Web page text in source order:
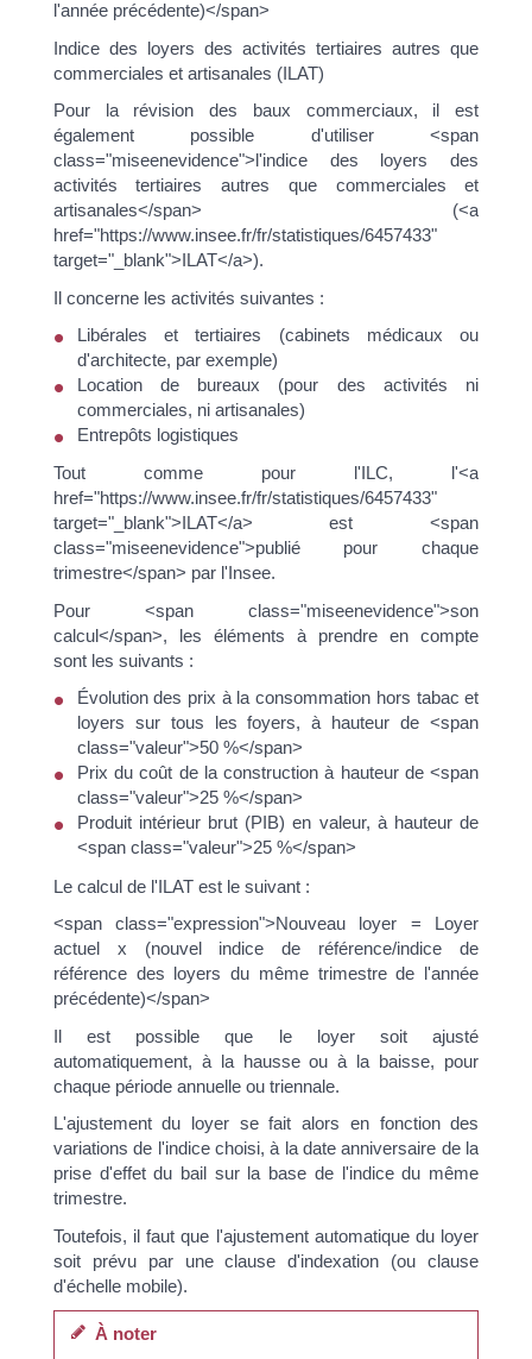
l'année précédente)</span>
Indice des loyers des activités tertiaires autres que
commerciales et artisanales (ILAT)
Pour la révision des baux commerciaux, il est
également possible d'utiliser <span
class="miseenevidence">l'indice des loyers des
activités tertiaires autres que commerciales et
artisanales</span> (<a
href="https://www.insee.fr/fr/statistiques/6457433"
target="_blank">ILAT</a>).
Il concerne les activités suivantes :
Libérales et tertiaires (cabinets médicaux ou
d'architecte, par exemple)
Location de bureaux (pour des activités ni
commerciales, ni artisanales)
Entrepôts logistiques
Tout comme pour l'ILC, l'<a
href="https://www.insee.fr/fr/statistiques/6457433"
target="_blank">ILAT</a> est <span
class="miseenevidence">publié pour chaque
trimestre</span> par l'Insee.
Pour <span class="miseenevidence">son
calcul</span>, les éléments à prendre en compte
sont les suivants :
Évolution des prix à la consommation hors tabac et
loyers sur tous les foyers, à hauteur de <span
class="valeur">50 %</span>
Prix du coût de la construction à hauteur de <span
class="valeur">25 %</span>
Produit intérieur brut (PIB) en valeur, à hauteur de
<span class="valeur">25 %</span>
Le calcul de l'ILAT est le suivant :
<span class="expression">Nouveau loyer = Loyer
actuel x (nouvel indice de référence/indice de
référence des loyers du même trimestre de l'année
précédente)</span>
Il est possible que le loyer soit ajusté
automatiquement, à la hausse ou à la baisse, pour
chaque période annuelle ou triennale.
L'ajustement du loyer se fait alors en fonction des
variations de l'indice choisi, à la date anniversaire de la
prise d'effet du bail sur la base de l'indice du même
trimestre.
Toutefois, il faut que l'ajustement automatique du loyer
soit prévu par une clause d'indexation (ou clause
d'échelle mobile).
À noter